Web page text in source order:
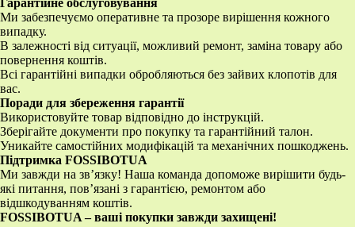
Гарантійне обслуговування
Ми забезпечуємо оперативне та прозоре вирішення кожного
випадку.
В залежності від ситуації, можливий ремонт, заміна товару або
повернення коштів.
Всі гарантійні випадки обробляються без зайвих клопотів для
вас.
Поради для збереження гарантії
Використовуйте товар відповідно до інструкцій.
Зберігайте документи про покупку та гарантійний талон.
Уникайте самостійних модифікацій та механічних пошкоджень.
Підтримка FOSSIBOTUA
Ми завжди на зв’язку! Наша команда допоможе вирішити будь-
які питання, пов’язані з гарантією, ремонтом або
відшкодуванням коштів.
FOSSIBOTUA – ваші покупки завжди захищені!